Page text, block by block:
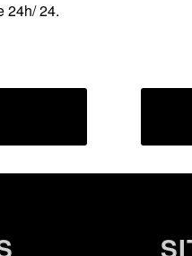
24h/ 24.